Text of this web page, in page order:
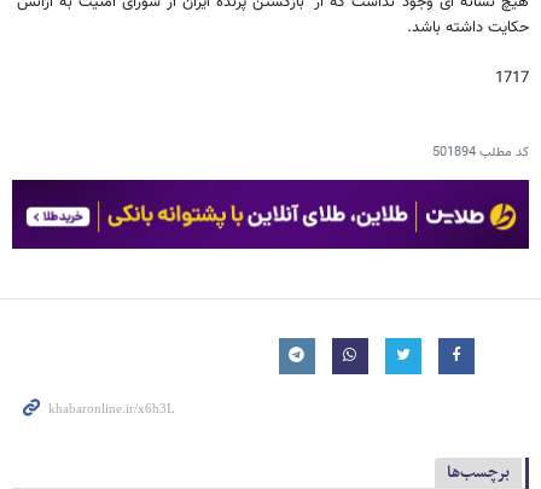
حکایت داشته باشد.
1717
کد مطلب501894
برچسب‌ها